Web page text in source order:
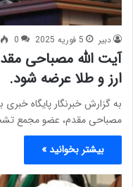
دبیر 5 فوریه 2025 0
آیت الله مصباحی
ارز و طلا عرضه شود.
به گزارش خبرنگار پایگاه خبری
مصباحی مقدم، عضو مجمع
بیشتر بخوانید »